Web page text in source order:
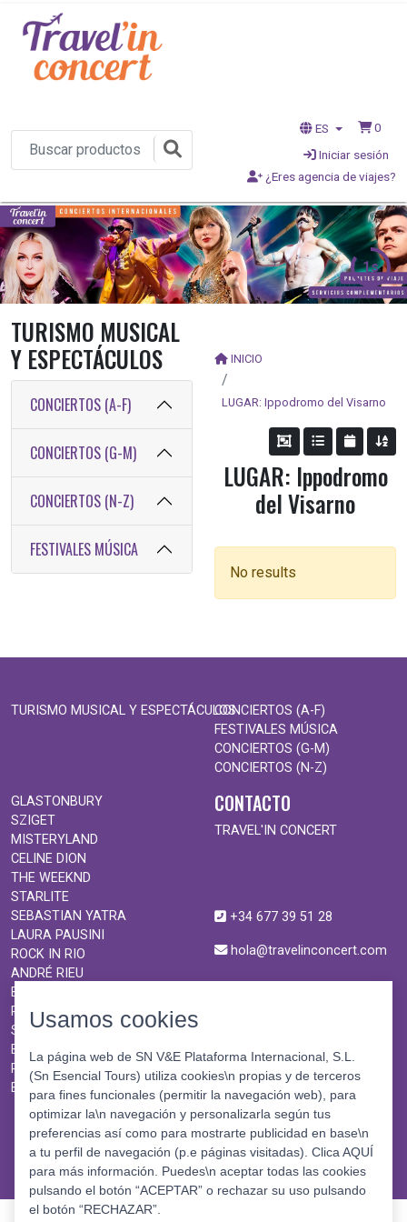
ES
0
Iniciar sesión
¿Eres agencia de viajes?
1s
TURISMO MUSICAL
Y ESPECTÁCULOS
CONCIERTOS (A-F)
CONCIERTOS (G-M)
CONCIERTOS (N-Z)
FESTIVALES MÚSICA
INICIO
LUGAR: Ippodromo del Visarno
LUGAR: Ippodromo
del Visarno
No results
TURISMO MUSICAL Y ESPECTÁCULOSCONCIERTOS (A-F)
FESTIVALES MÚSICA
CONCIERTOS (G-M)
CONCIERTOS (N-Z)
GLASTONBURY
SZIGET
MISTERYLAND
CELINE DION
THE WEEKND
STARLITE
SEBASTIAN YATRA
LAURA PAUSINI
ROCK IN RIO
ANDRÉ RIEU
BURNING MAN
ROCK EN SEINE
SHAKIRA
BON JOVI
ROSALÍA
BTS
CONTACTO
TRAVEL'IN CONCERT
+34 677 39 51 28
hola@travelinconcert.com
Usamos cookies
La página web de SN V&E Plataforma Internacional, S.L.
(Sn Esencial Tours) utiliza cookies\n propias y de terceros
para fines funcionales (permitir la navegación web), para
optimizar la\n navegación y personalizarla según tus
preferencias así como para mostrarte publicidad en base\n
a tu perfil de navegación (p.e páginas visitadas). Clica AQUÍ
para más información. Puedes\n aceptar todas las cookies
pulsando el botón “ACEPTAR” o rechazar su uso pulsando
el botón “RECHAZAR”.